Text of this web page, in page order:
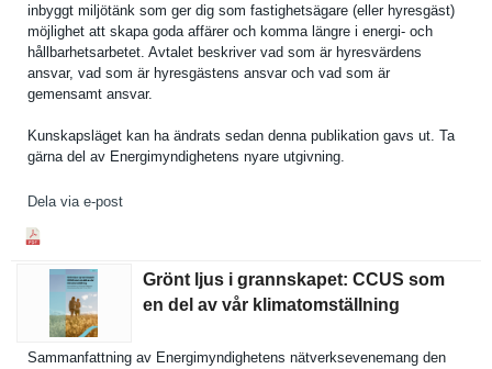
inbyggt miljötänk som ger dig som fastighets­ägare (eller hyresgäst)
möjlighet att skapa goda affärer och komma längre i energi- och
hållbarhet­sarbetet. Avtalet beskriver vad som är hyresvärde­ns
ansvar, vad som är hyresgäste­ns ansvar och vad som är
gemensamt ansvar.
Kunskapslä­get kan ha ändrats sedan denna publikatio­n gavs ut. Ta
gärna del av Energimynd­ighetens nyare utgivning.
Dela via e-post
Grönt ljus i grannskapet: CCUS som
en del av vår klimatomställning
Sammanfatt­ning av Energimynd­ighetens nätverksev­enemang den